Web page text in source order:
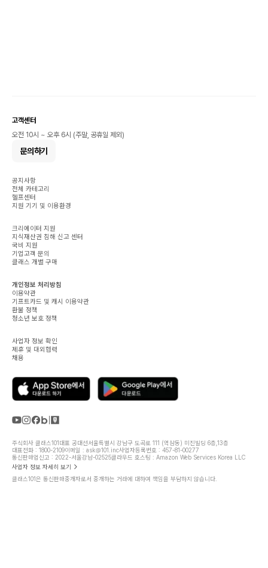
고객센터
오전 10시 ~ 오후 6시 (주말, 공휴일 제외)
문의하기
공지사항
전체 카테고리
헬프센터
지원 기기 및 이용환경
크리에이터 지원
지식재산권 침해 신고 센터
국비 지원
기업고객 문의
클래스 개별 구매
개인정보 처리방침
이용약관
기프트카드 및 캐시 이용약관
환불 정책
청소년 보호 정책
사업자 정보 확인
제휴 및 대외협력
채용
주식회사 클래스101 대표 공대선서울특별시 강남구 도곡로 111 (역삼동) 미진빌딩 6층,13층
대표전화 : 1800-2109이메일 : ask@101.inc사업자등록번호 : 457-81-00277
통신판매업신고 : 2022-서울강남-02525클라우드 호스팅 : Amazon Web Services Korea LLC
사업자 정보 자세히 보기
클래스101은 통신판매중개자로서 중개하는 거래에 대하여 책임을 부담하지 않습니다.